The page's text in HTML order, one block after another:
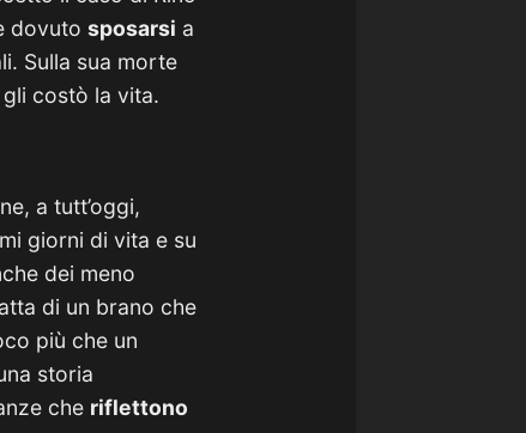
dovuto sposarsi a
Sulla sua morte
costò la vita.
a tutt’oggi,
giorni di vita e su
dei meno
di un brano che
più che un
storia
che riflettono